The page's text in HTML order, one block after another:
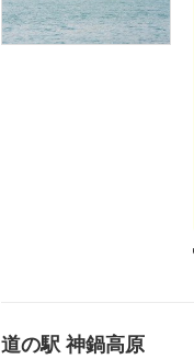
道の駅 神鍋高原